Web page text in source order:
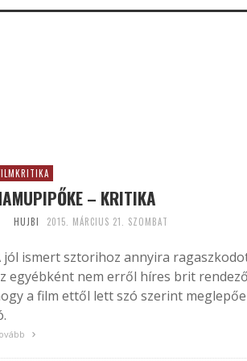
– KRITIKA
HUJBI 2015. MÁRCIUS 21. SZOMBAT
jól ismert sztorihoz annyira
egyébként nem erről híres brit
a film ettől lett szó szerint